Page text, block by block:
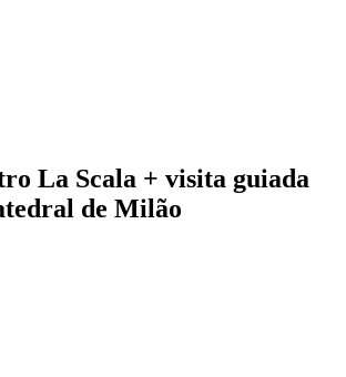
La Scala + visita guiada
de Milão